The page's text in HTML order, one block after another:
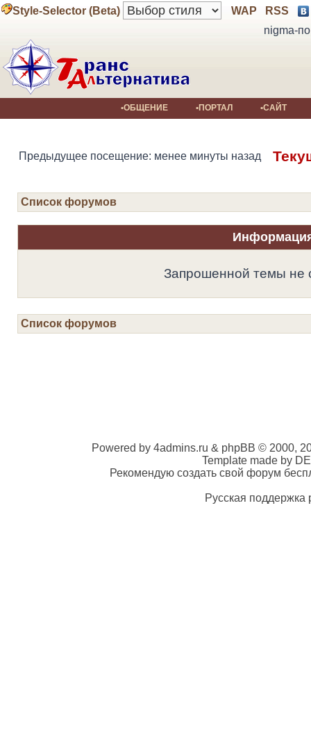
Style-Selector (Beta) WAP
RSS
nigma-
•ОБЩЕНИЕ •ПОРТАЛ •САЙТ
Предыдущее посещение: менее минуты назад
Список форумов
Запрошенной темы не
Список форумов
Powered by 4admins.ru & phpBB © 2000,
Template made by
Рекомендую создать свой форум
Русская поддержка